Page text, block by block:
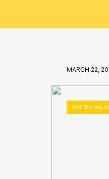
MARCH 22,
GINTRA